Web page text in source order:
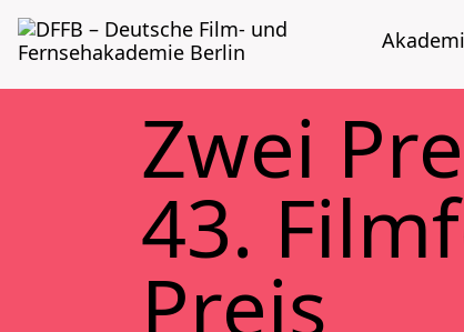
Zwei
43.
Preis